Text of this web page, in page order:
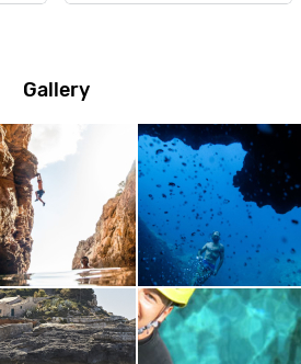
Gallery